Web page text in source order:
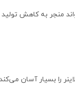
منجر به کاهش
را بسیار آسان می‌کند